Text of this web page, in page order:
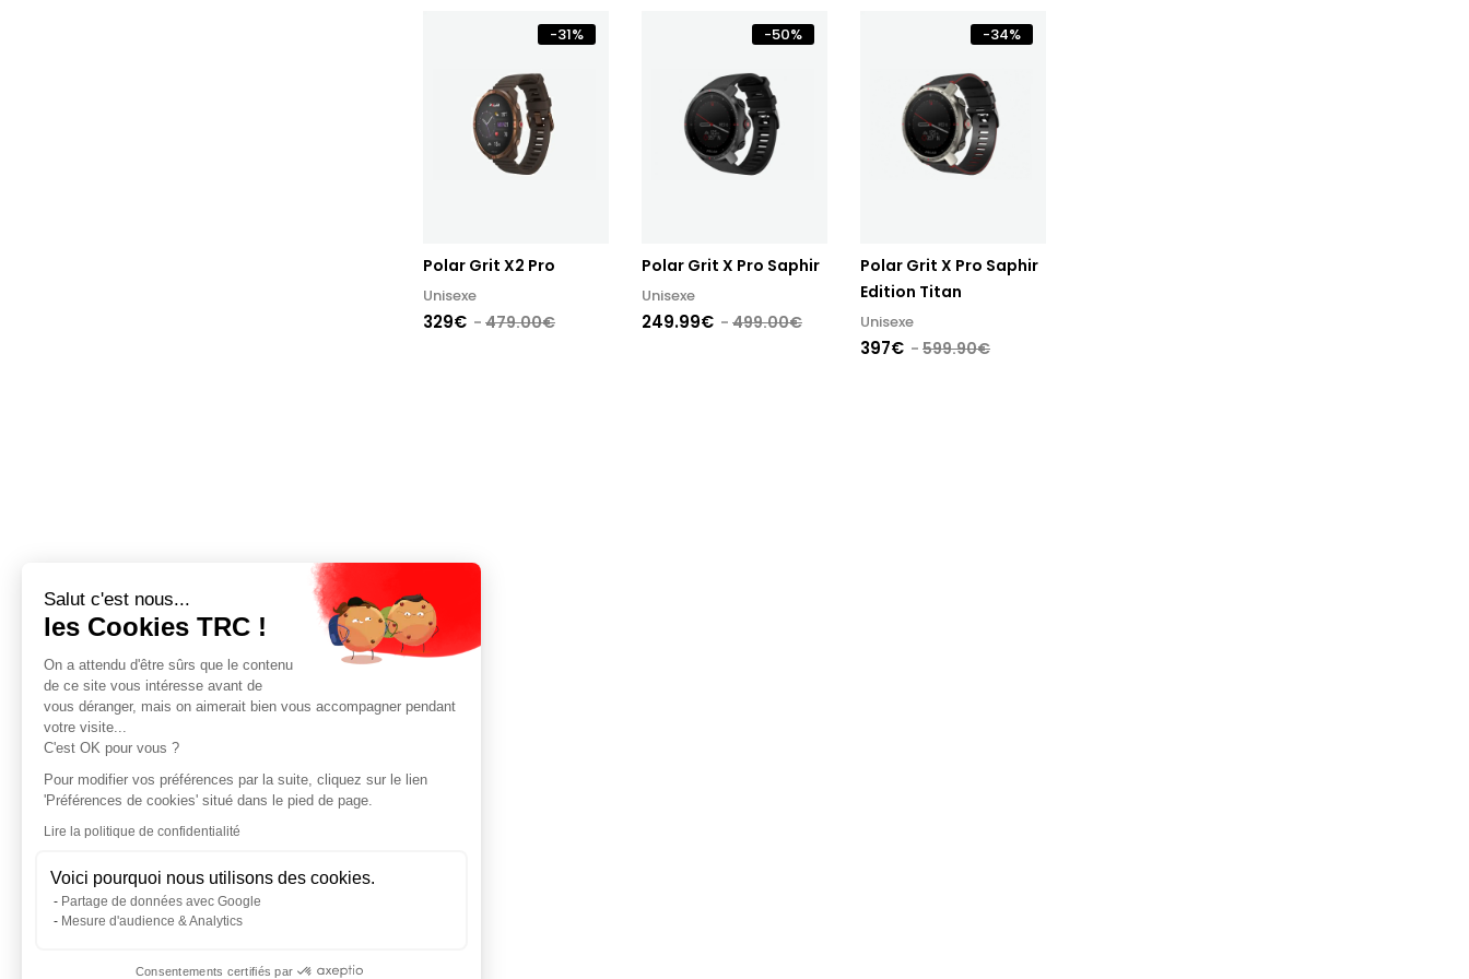
Salut c'est nous...
les Cookies TRC !
On a attendu d'être sûrs que le contenu
de ce site vous intéresse avant de
vous déranger, mais on aimerait bien vous accompagner pendant
votre visite...
C'est OK pour vous ?
Pour modifier vos préférences par la suite, cliquez sur le lien
'Préférences de cookies' situé dans le pied de page.
Lire la politique de confidentialité
Voici pourquoi nous utilisons des cookies.
Partage de données avec Google
Mesure d'audience & Analytics
Consentements certifiés par
-31%
Polar Grit X2 Pro
Unisexe
329€ 479.00€
-50%
Polar Grit X Pro Saphir
Unisexe
249.99€ 499.00€
-34%
Polar Grit X Pro Saphir
Edition Titan
Unisexe
397€ 599.90€